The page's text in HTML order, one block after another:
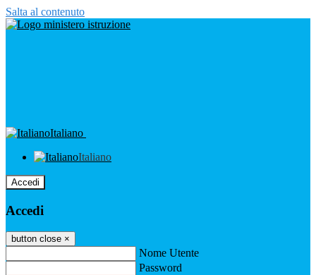
Salta al contenuto
Italiano
Italiano
Accedi
Accedi
button close ×
Nome Utente
Password